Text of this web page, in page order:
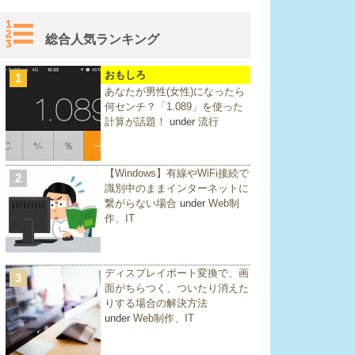
総合人気ランキング
1
おもしろ
あなたが男性(女性)になったら
何センチ？「1.089」を使った
計算が話題！ under 流行
2
【Windows】有線やWiFi接続で
識別中のままインターネットに
繋がらない場合 under Web制
作、IT
3
ディスプレイポート変換で、画
面がちらつく、ついたり消えた
りする場合の解決方法
under Web制作、IT